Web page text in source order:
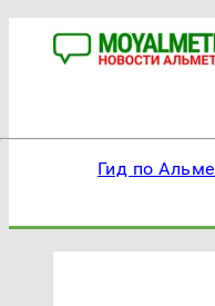
Гид по